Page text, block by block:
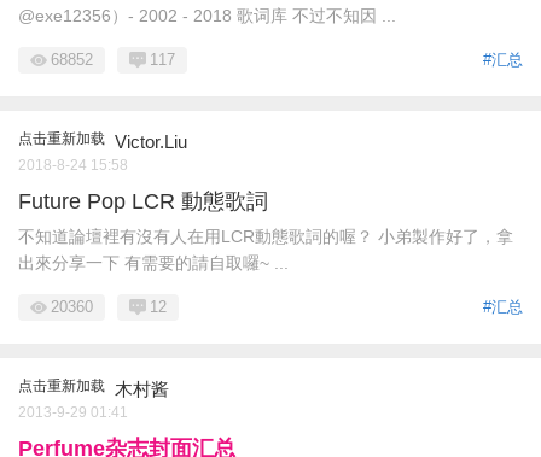
@exe12356）- 2002 - 2018 歌词库 不过不知因 ...
#汇总
68852 117
点击重新加载 Victor.Liu
2018-8-24 15:58
Future Pop LCR 動態歌詞
不知道論壇裡有沒有人在用LCR動態歌詞的喔？ 小弟製作好了，拿
出來分享一下 有需要的請自取囉~ ...
#汇总
20360 12
点击重新加载 木村酱
2013-9-29 01:41
Perfume杂志封面汇总